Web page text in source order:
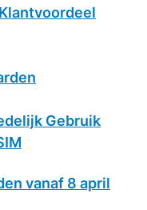
Gebruik
vanaf 8 april